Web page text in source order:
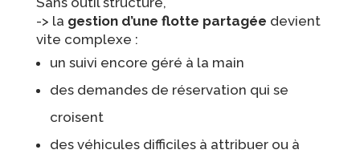
-> la gestion d’une flotte partagée devient
vite complexe :
un suivi encore géré à la main
des demandes de réservation qui se
croisent
des véhicules difficiles à attribuer ou à